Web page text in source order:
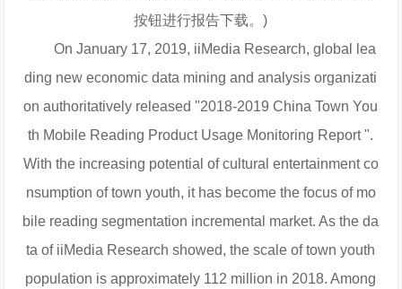
按钮进行报告下载。)
On January 17, 2019, iiMedia Research, global lea
ding new economic data mining and analysis organizati
on authoritatively released "2018-2019 China Town You
th Mobile Reading Product Usage Monitoring Report ".
With the increasing potential of cultural entertainment co
nsumption of town youth, it has become the focus of mo
bile reading segmentation incremental market. As the da
ta of iiMedia Research showed, the scale of town youth
population is approximately 112 million in 2018. Among